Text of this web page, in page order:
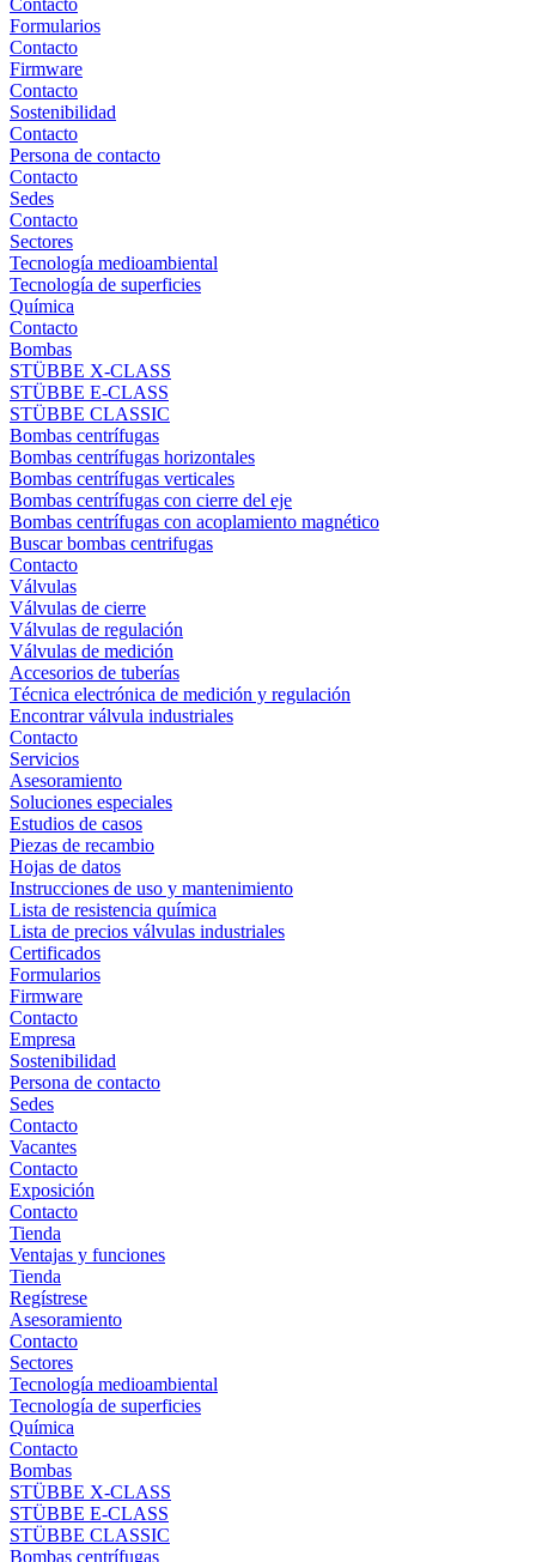
Contacto
Formularios
Contacto
Firmware
Contacto
Sostenibilidad
Contacto
Persona de contacto
Contacto
Sedes
Contacto
Sectores
Tecnología medioambiental
Tecnología de superficies
Química
Contacto
Bombas
STÜBBE X-CLASS
STÜBBE E-CLASS
STÜBBE CLASSIC
Bombas centrífugas
Bombas centrífugas horizontales
Bombas centrífugas verticales
Bombas centrífugas con cierre del eje
Bombas centrífugas con acoplamiento magnético
Buscar bombas centrifugas
Contacto
Válvulas
Válvulas de cierre
Válvulas de regulación
Válvulas de medición
Accesorios de tuberías
Técnica electrónica de medición y regulación
Encontrar válvula industriales
Contacto
Servicios
Asesoramiento
Soluciones especiales
Estudios de casos
Piezas de recambio
Hojas de datos
Instrucciones de uso y mantenimiento
Lista de resistencia química
Lista de precios válvulas industriales
Certificados
Formularios
Firmware
Contacto
Empresa
Sostenibilidad
Persona de contacto
Sedes
Contacto
Vacantes
Contacto
Exposición
Contacto
Tienda
Ventajas y funciones
Tienda
Regístrese
Asesoramiento
Contacto
Sectores
Tecnología medioambiental
Tecnología de superficies
Química
Contacto
Bombas
STÜBBE X-CLASS
STÜBBE E-CLASS
STÜBBE CLASSIC
Bombas centrífugas